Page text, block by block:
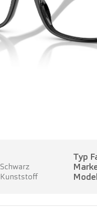
Typ
Schwarz
Kunststoff